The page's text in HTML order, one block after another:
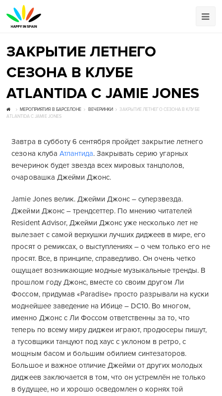
ЗАКРЫТИЕ ЛЕТНЕГО
СЕЗОНА В КЛУБЕ
ATLANTIDA С JAMIE JONES
МЕРОПРИЯТИЯ В БАРСЕЛОНЕ ВЕЧЕРИНКИ
ЗАКРЫТИЕ ЛЕТНЕГО СЕЗОНА В КЛУБЕ
ATLANTIDA С JAMIE JONES
Завтра в субботу 6 сентября пройдет закрытие летнего
сезона клуба Атлантида. Закрывать серию угарных
вечеринок будет звезда всех мировых танцполов,
очаровашка Джейми Джонс.
Jamie Jones велик. Джейми Джонс – суперзвезда.
Джейми Джонс – трендсеттер. По мнению читателей
Resident Advisor, Джейми Джонс уже несколько лет не
вылезает с самой верхушки лучших диджеев в мире, его
просят о ремиксах, о выступлениях – о чем только его не
просят. Все, в принципе, справедливо. Он очень четко
ощущает возникающие модные музыкальные тренды. В
прошлом году Джонс, вместе со своим другом Ли
Фоссом, придумав «Paradise» просто разрывали на куски
моднейшее заведение на Ибице – DC10. Во многом,
именно Джонс с Ли Фоссом ответственны за то, что
теперь по всему миру диджеи играют, продюсеры пишут,
а тусовщики танцуют под хаус с уклоном в ретро, с
мощным басом и большим обилием синтезаторов.
Большое и важное отличие Джейми от других молодых
диджеев заключается в том, что он устремлён не только
в будущее, но и хорошо осведомлен о корнях той